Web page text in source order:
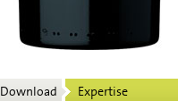
Download Expertise